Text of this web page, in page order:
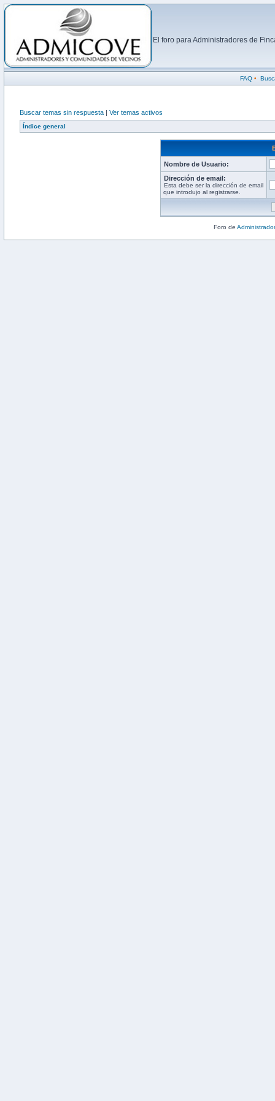
El foro para Administradores de
FAQ•
Buscar temas sin respuesta | Ver temas activos
Índice general
Nombre de Usuario:
Dirección de email:
Esta debe ser la dirección de email
que introdujo al registrarse.
Foro de